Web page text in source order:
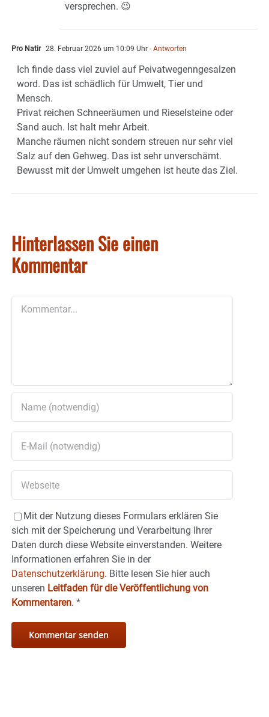
versprechen. 😉
Pro Natir 28. Februar 2026 um 10:09 Uhr - Antworten
Ich finde dass viel zuviel auf Peivatwegenngesalzen
word. Das ist schädlich für Umwelt, Tier und
Mensch.
Privat reichen Schneeräumen und Rieselsteine oder
Sand auch. Ist halt mehr Arbeit.
Manche räumen nicht sondern streuen nur sehr viel
Salz auf den Gehweg. Das ist sehr unverschämt.
Bewusst mit der Umwelt umgehen ist heute das Ziel.
Hinterlassen Sie einen
Kommentar
Mit der Nutzung dieses Formulars erklären Sie
sich mit der Speicherung und Verarbeitung Ihrer
Daten durch diese Website einverstanden. Weitere
Informationen erfahren Sie in der
Datenschutzerklärung. Bitte lesen Sie hier auch
unseren Leitfaden für die Veröffentlichung von
Kommentaren. *